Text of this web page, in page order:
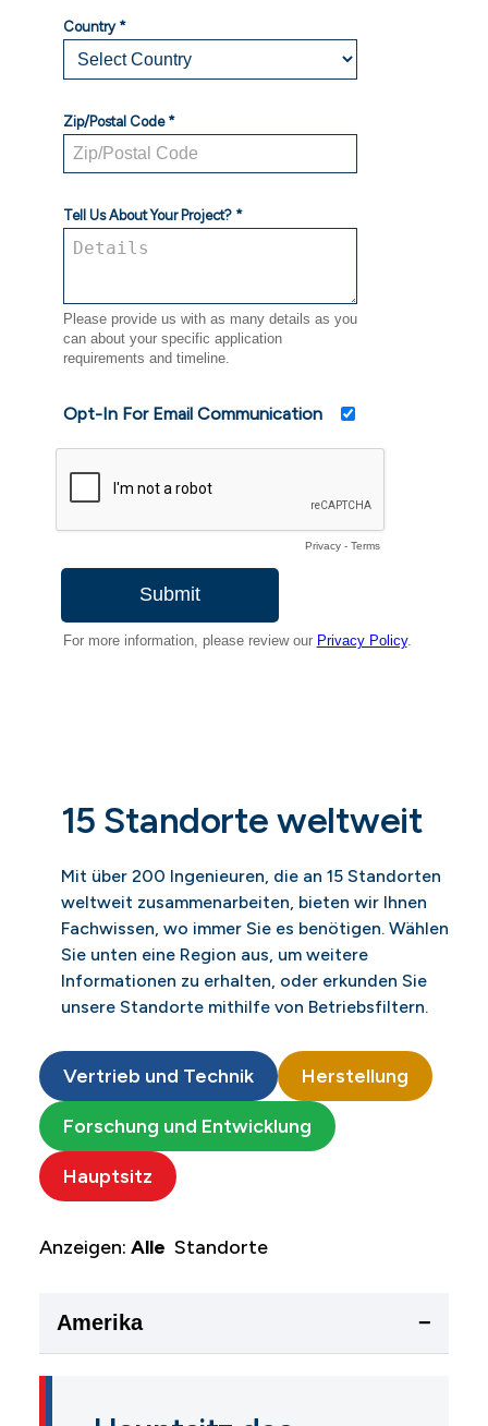
15 Standorte weltweit
Mit über 200 Ingenieuren, die an 15 Standorten
weltweit zusammenarbeiten, bieten wir Ihnen
Fachwissen, wo immer Sie es benötigen. Wählen
Sie unten eine Region aus, um weitere
Informationen zu erhalten, oder erkunden Sie
unsere Standorte mithilfe von Betriebsfiltern.
Vertrieb und Technik Herstellung
Forschung und Entwicklung
Hauptsitz
Anzeigen: Alle Standorte
Amerika −